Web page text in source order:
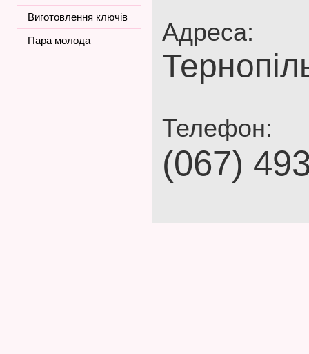
Виготовлення ключів
Пара молода
Адреса:
Телефон:
(067)